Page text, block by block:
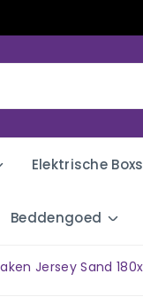
Elektrische
Beddengoed
Jersey Sand